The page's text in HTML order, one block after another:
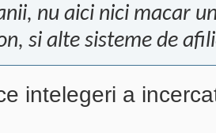
nu aici nici macar
si alte sisteme de
intelegeri a